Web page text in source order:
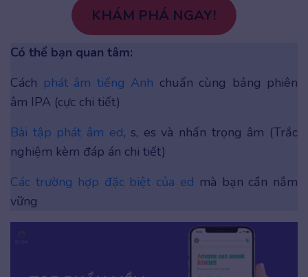
KHÁM PHÁ NGAY!
Có thể bạn quan tâm:
Cách phát âm tiếng Anh chuẩn cùng bảng phiên
âm IPA (cực chi tiết)
Bài tập phát âm ed, s, es và nhấn trọng âm (Trắc
nghiệm kèm đáp án chi tiết)
Các trường hợp đặc biệt của ed mà bạn cần nắm
vững